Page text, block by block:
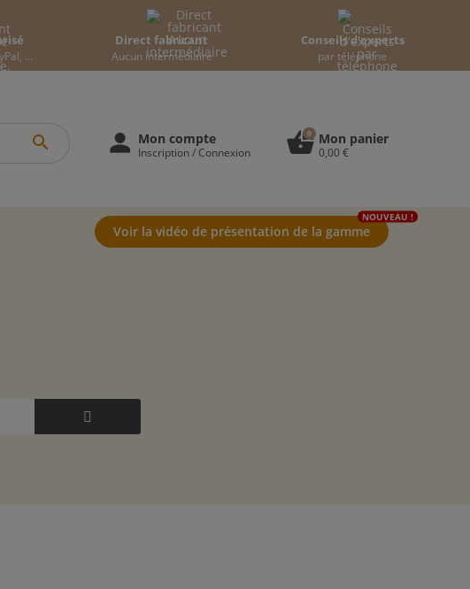
...
Direct fabricant
Aucun intermédiaire
Conseils d'experts
par téléphone
search person Mon compte
Inscription / Connexion shopping_basket
0 Mon panier
0,00 €
Voir la vidéo de présentation de la gamme
NOUVEAU !